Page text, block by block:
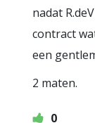
nadat
contract
een
2 maten.
0